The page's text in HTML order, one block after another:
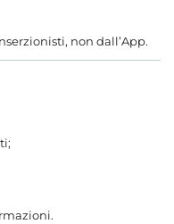
non dall’App.